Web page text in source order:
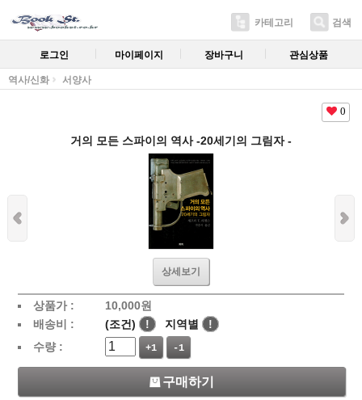
카테고리 검색
로그인 마이페이지 장바구니 관심상품
역사/신화 서양사
0
거의 모든 스파이의 역사 -20세기의 그림자 -
상세보기
상품가 : 10,000원
배송비 :
(조건) ! 지역별
!
수량 :
+1 -1
구매하기